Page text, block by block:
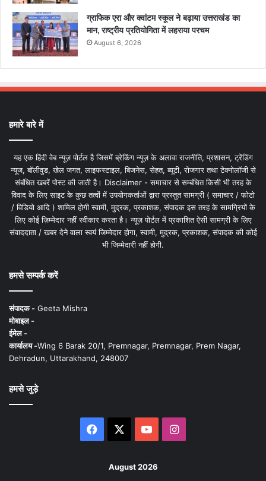
ग्राफिक एरा और क्वांटम स्कूल ने बढ़ाया उत्तराखंड का
मान, राष्ट्रीय प्रतियोगिता में लहराया परचम
August 6, 2026
हमारे बारे में
यह एक हिंदी वेब न्यूज़ पोर्टल है जिसमें ब्रेकिंग न्यूज़ के अलावा राजनीति, प्रशासन, ट्रेंडिंग
न्यूज, बॉलीवुड, खेल जगत, लाइफस्टाइल, बिजनेस, सेहत, ब्यूटी, रोजगार तथा टेक्नोलॉजी से
संबंधित खबरें पोस्ट की जाती है। Disclaimer - समाचार से सम्बंधित किसी भी तरह के
विवाद के लिए साइट के कुछ तत्वों में उपयोगकर्ताओं द्वारा प्रस्तुत सामग्री ( समाचार / फोटो
/ विडियो आदि ) शामिल होगी स्वामी, मुद्रक, प्रकाशक, संपादक इस तरह के सामग्रियों के
लिए कोई ज़िम्मेदार नहीं स्वीकार करता है। न्यूज़ पोर्टल में प्रकाशित ऐसी सामग्री के लिए
संवाददाता / खबर देने वाला स्वयं जिम्मेदार होगा, स्वामी, मुद्रक, प्रकाशक, संपादक की कोई
भी जिम्मेदारी नहीं होगी.
हमसे सम्पर्क करें
संपादक - Geeta Mishra
मोबाइल -
ईमेल -
कार्यालय -Wing 6 Barak 20/1, Premnagar, Premnagar, Prem Nagar,
Dehradun, Uttarakhand, 248007
हमसे जुड़े
Facebook YouTubeInstagram
August 2026